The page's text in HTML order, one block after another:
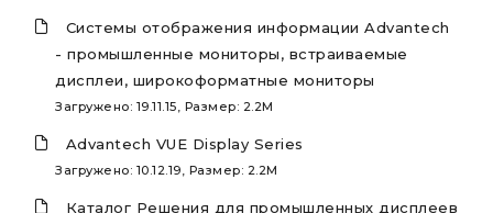
Системы отображения информации Advantech
- промышленные мониторы, встраиваемые
дисплеи, широкоформатные мониторы
Загружено: 19.11.15, Размер: 2.2M
Advantech VUE Display Series
Загружено: 10.12.19, Размер: 2.2M
Каталог Решения для промышленных дисплеев